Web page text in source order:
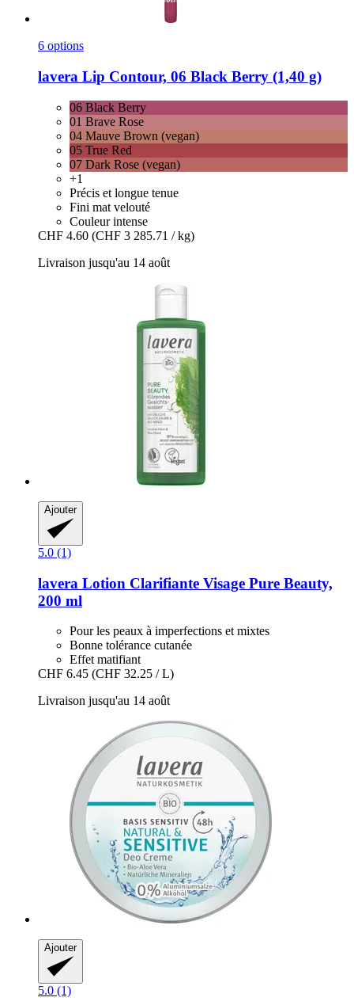
6 options
lavera Lip Contour, 06 Black Berry (1,40 g)
06 Black Berry
01 Brave Rose
04 Mauve Brown (vegan)
05 True Red
07 Dark Rose (vegan)
+1
Précis et longue tenue
Fini mat velouté
Couleur intense
CHF 4.60 (CHF 3 285.71 / kg)
Livraison jusqu'au 14 août
Ajouter
5.0 (1)
lavera Lotion Clarifiante Visage Pure Beauty,
200 ml
Pour les peaux à imperfections et mixtes
Bonne tolérance cutanée
Effet matifiant
CHF 6.45 (CHF 32.25 / L)
Livraison jusqu'au 14 août
Ajouter
5.0 (1)